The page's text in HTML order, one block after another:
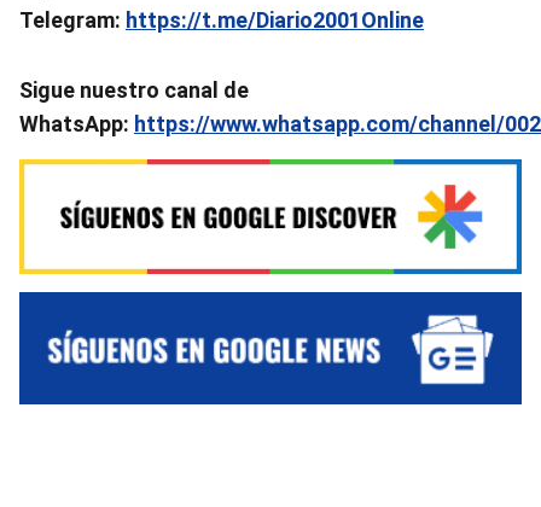
Telegram: https://t.me/Diario2001Online
Sigue nuestro canal de
WhatsApp: https://www.whatsapp.com/channel/